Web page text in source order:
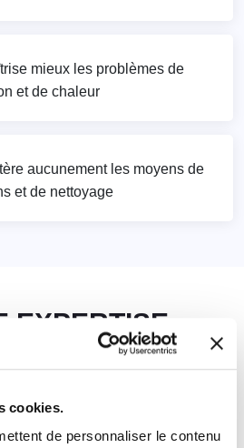
cookies.
de personnaliser le contenu
mieux les problèmes de
et de chaleur
aucunement les moyens de
et de nettoyage
EXPERTISE